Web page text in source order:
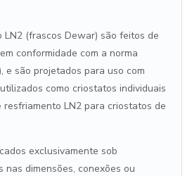
LN2 (frascos Dewar) são feitos de
conformidade com a norma
e são projetados para uso com
como criostatos individuais
resfriamento LN2 para criostatos de
exclusivamente sob
nas dimensões, conexões ou